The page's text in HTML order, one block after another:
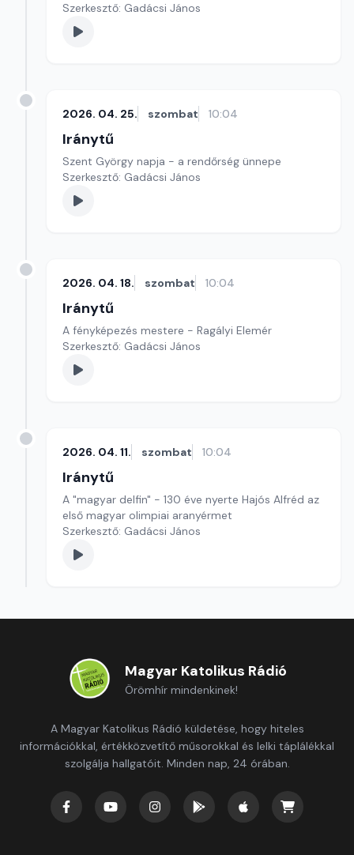
Szerkesztő: Gadácsi János
2026. 04. 25. szombat 10:04
Iránytű
Szent György napja - a rendőrség ünnepe
Szerkesztő: Gadácsi János
2026. 04. 18. szombat 10:04
Iránytű
A fényképezés mestere - Ragályi Elemér
Szerkesztő: Gadácsi János
2026. 04. 11. szombat 10:04
Iránytű
A "magyar delfin" - 130 éve nyerte Hajós Alfréd az
első magyar olimpiai aranyérmet
Szerkesztő: Gadácsi János
Magyar Katolikus Rádió
Örömhír mindenkinek!
A Magyar Katolikus Rádió küldetése, hogy hiteles
információkkal, értékközvetítő műsorokkal és lelki táplálékkal
szolgálja hallgatóit. Minden nap, 24 órában.